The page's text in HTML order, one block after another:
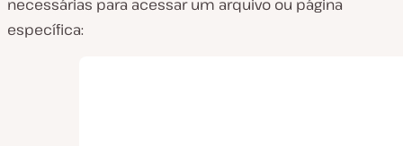
necessárias para acessar um arquivo ou página
específica: